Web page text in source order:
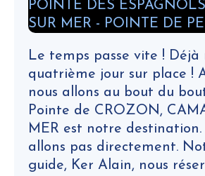
Le temps passe vite ! Déjà
quatrième jour sur place !
nous allons au bout du
Pointe de CROZON,
MER est notre destination.
allons pas directement.
guide, Ker Alain, nous